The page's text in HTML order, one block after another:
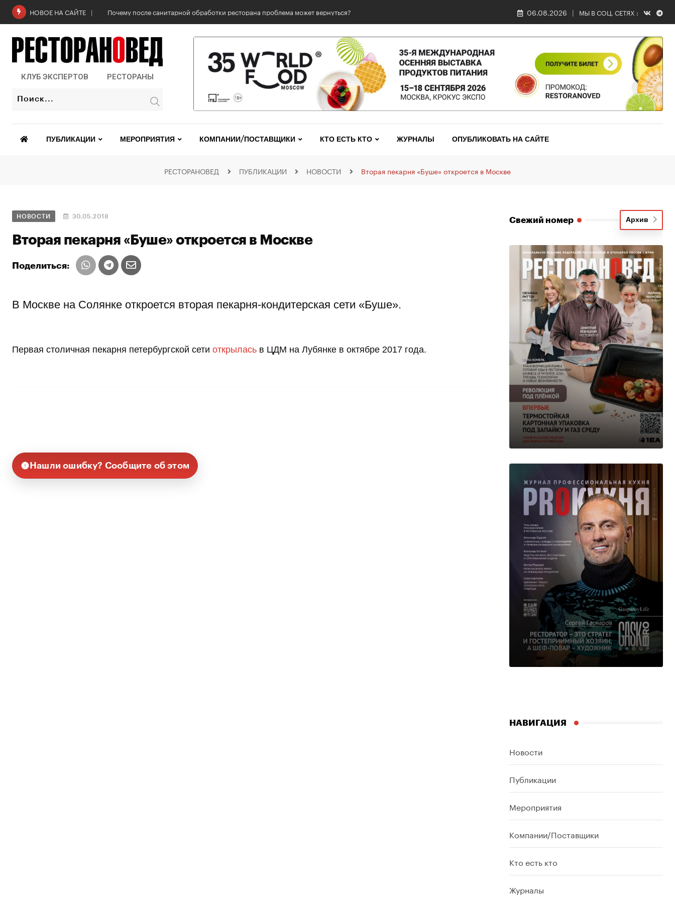
НОВОЕ НА САЙТЕ Почему после санитарной обработки ресторана проблема может вернуться? 06.08.2026 МЫ В СОЦ. СЕТЯХ :
КЛУБ ЭКСПЕРТОВ РЕСТОРАНЫ
ПУБЛИКАЦИИ МЕРОПРИЯТИЯ КОМПАНИИ/ПОСТАВЩИКИ КТО ЕСТЬ КТО ЖУРНАЛЫ ОПУБЛИКОВАТЬ НА САЙТЕ
РЕСТОРАНОВЕД ПУБЛИКАЦИИ НОВОСТИ Вторая пекарня «Буше» откроется в Москве
НОВОСТИ 30.05.2018
Вторая пекарня «Буше» откроется в Москве
Поделиться:
В Москве на Солянке откроется вторая пекарня-кондитерская сети «Буше».
Первая столичная пекарня петербургской сети открылась в ЦДМ на Лубянке в октябре 2017 года.
Нашли ошибку? Сообщите об этом
Свежий номер Архив
НАВИГАЦИЯ
Новости
Публикации
Мероприятия
Компании/Поставщики
Кто есть кто
Журналы